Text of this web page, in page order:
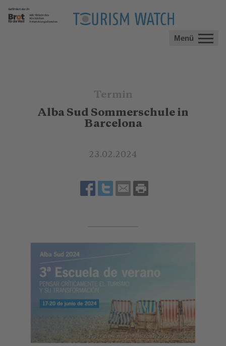
Menü
Termin
Alba Sud Sommerschule in
Barcelona
23.02.2024
© Flyer diseñado por Boixader & Go_Alba Sud